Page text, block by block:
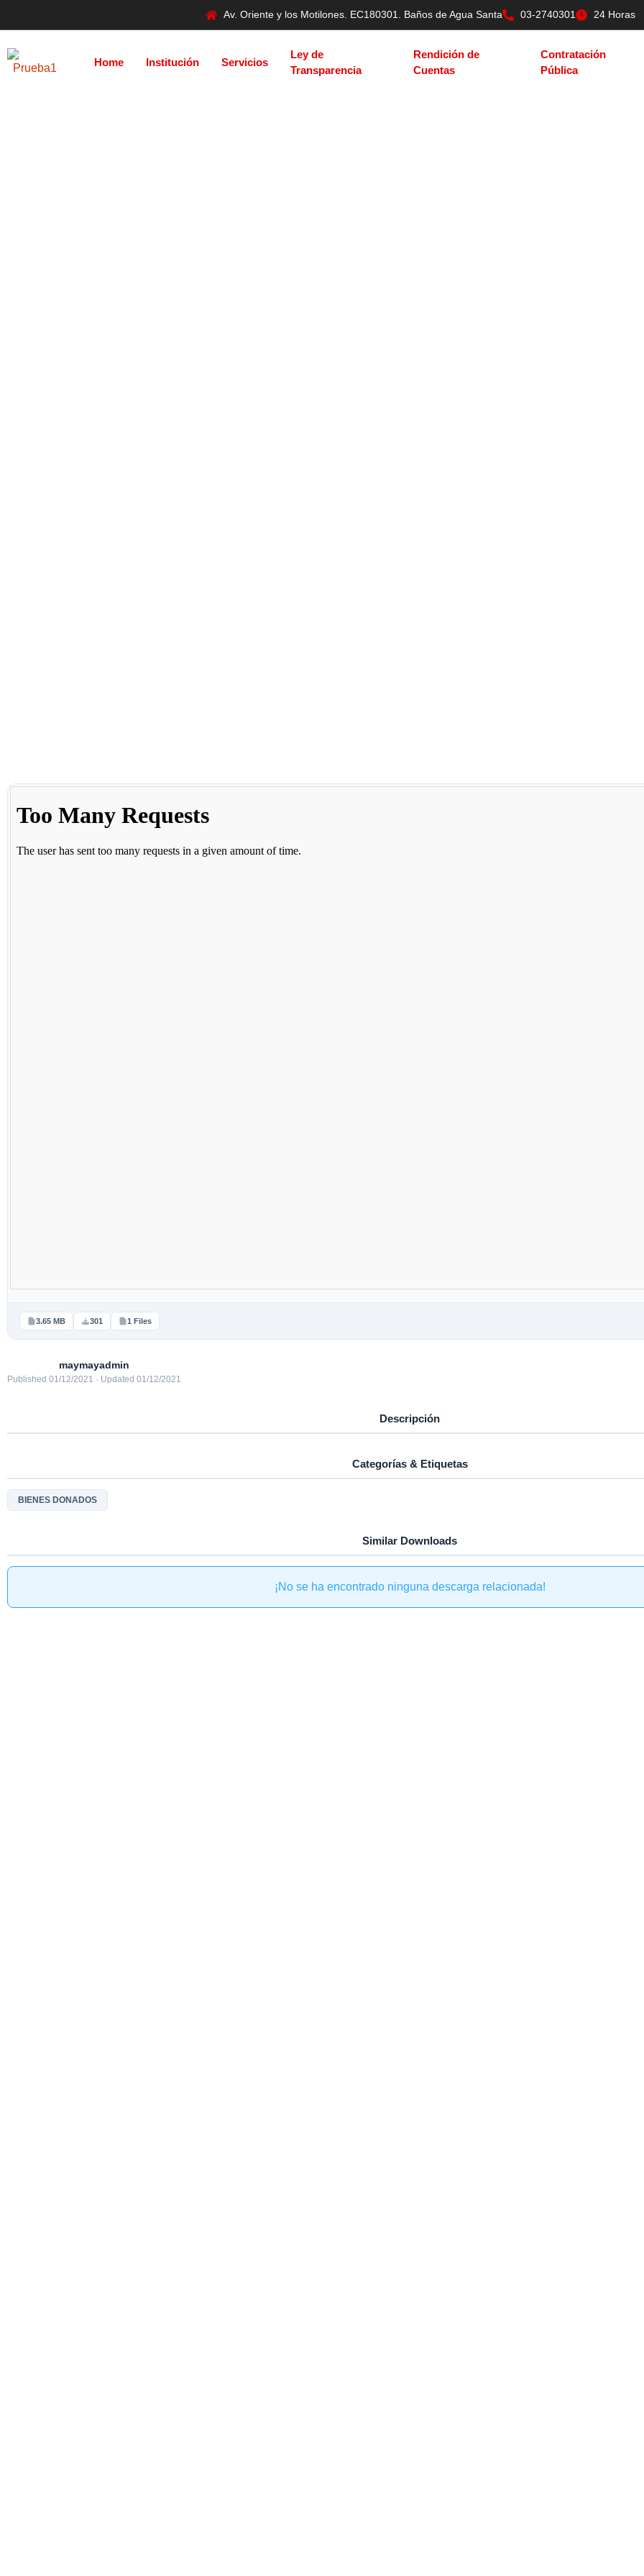
Av. Oriente y los Motilones. EC180301. Baños de Agua Santa 03-2740301 24 Horas
Home Institución Servicios
Ley de
Transparencia
Rendición de
Cuentas
Contratación
Pública
3.65 MB 301 1 Files
maymayadmin
Published 01/12/2021 · Updated 01/12/2021
Descripción
Categorías & Etiquetas
BIENES DONADOS
Similar Downloads
¡No se ha encontrado ninguna descarga relacionada!